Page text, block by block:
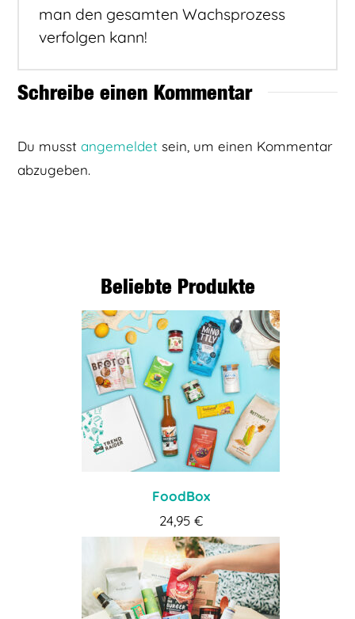
man den gesamten Wachsprozess
verfolgen kann!
Schreibe einen Kommentar
Du musstangemeldet sein, um einen Kommentar
abzugeben.
Beliebte Produkte
FoodBox
24,95 €